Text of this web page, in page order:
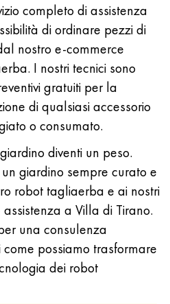
completo di assistenza
di ordinare pezzi di
nostro e-commerce
I nostri tecnici sono
gratuiti per la
di qualsiasi accessorio
o consumato.
diventi un peso.
giardino sempre curato e
robot tagliaerba e ai nostri
a Villa di Tirano.
una consulenza
possiamo trasformare
dei robot